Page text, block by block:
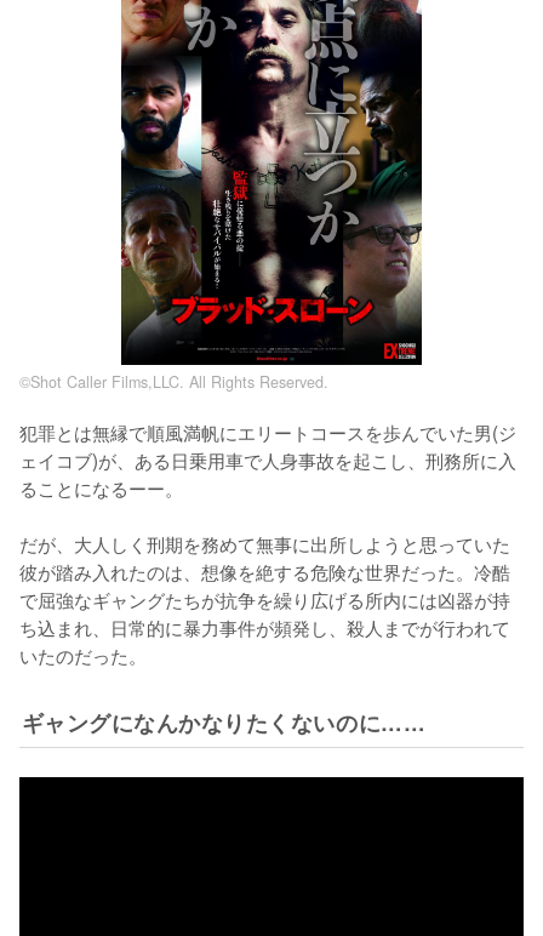
©Shot Caller Films,LLC. All Rights Reserved.
犯罪とは無縁で順風満帆にエリートコースを歩んでいた男(ジ
ェイコブ)が、ある日乗用車で人身事故を起こし、刑務所に入
ることになるーー。
だが、大人しく刑期を務めて無事に出所しようと思っていた
彼が踏み入れたのは、想像を絶する危険な世界だった。冷酷
で屈強なギャングたちが抗争を繰り広げる所内には凶器が持
ち込まれ、日常的に暴力事件が頻発し、殺人までが行われて
いたのだった。
ギャングになんかなりたくないのに……